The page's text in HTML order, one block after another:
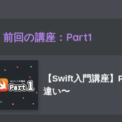
前回の講座：Part1
【Swift入門講座
違い〜